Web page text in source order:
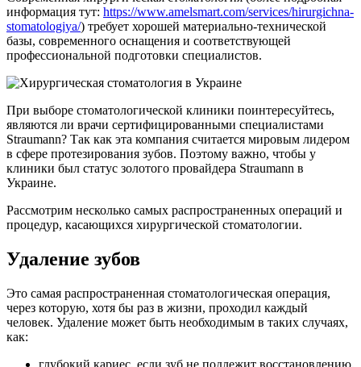
информация тут: https://www.amelsmart.com/services/hirurgichna-
stomatologiya/) требует хорошей материально-технической
базы, современного оснащения и соответствующей
профессиональной подготовки специалистов.
При выборе стоматологической клиники поинтересуйтесь,
являются ли врачи сертифицированными специалистами
Straumann? Так как эта компания считается мировым лидером
в сфере протезирования зубов. Поэтому важно, чтобы у
клиники был статус золотого провайдера Straumann в
Украине.
Рассмотрим несколько самых распространенных операций и
процедур, касающихся хирургической стоматологии.
Удаление зубов
Это самая распространенная стоматологическая операция,
через которую, хотя бы раз в жизни, проходил каждый
человек. Удаление может быть необходимым в таких случаях,
как:
глубокий кариес, если зуб не подлежит восстановлению,